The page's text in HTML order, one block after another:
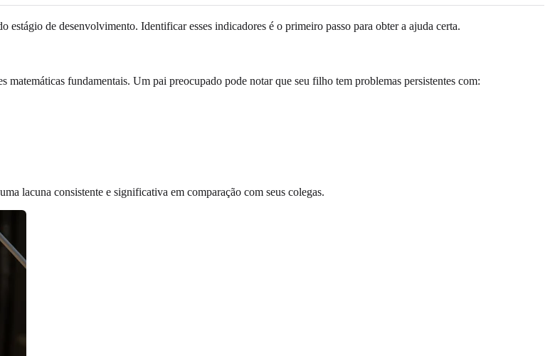
estágio de desenvolvimento. Identificar esses indicadores é o primeiro passo para obter a ajuda certa.
matemáticas fundamentais. Um pai preocupado pode notar que seu filho tem problemas persistentes com:
lacuna consistente e significativa em comparação com seus colegas.